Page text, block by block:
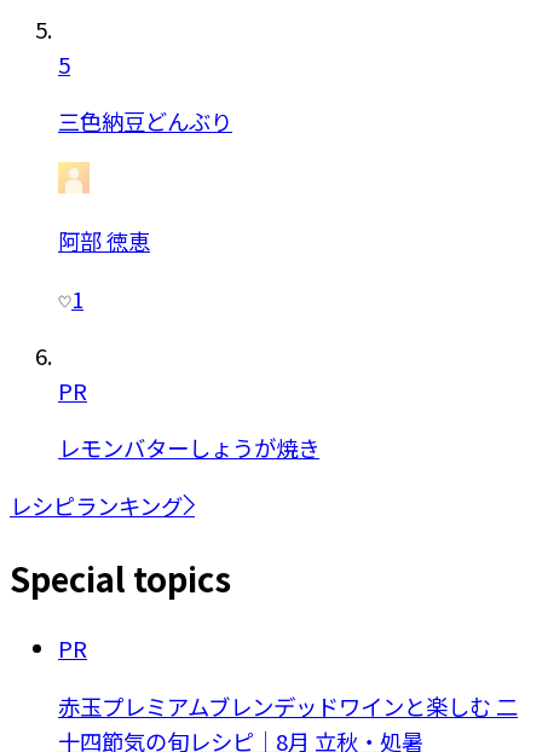
5
三色納豆どんぶり
阿部 徳恵
1
PR
レモンバターしょうが焼き
レシピランキング
Special topics
PR
赤玉プレミアムブレンデッドワインと楽しむ 二
十四節気の旬レシピ｜8月 立秋・処暑